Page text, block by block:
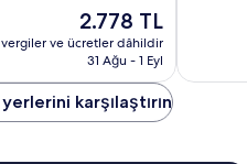
Güncel
fiyat:
2.778 TL
2.778 TL
vergiler ve ücretler dâhildir
31 Ağu - 1 Eyl
karşılaştırın